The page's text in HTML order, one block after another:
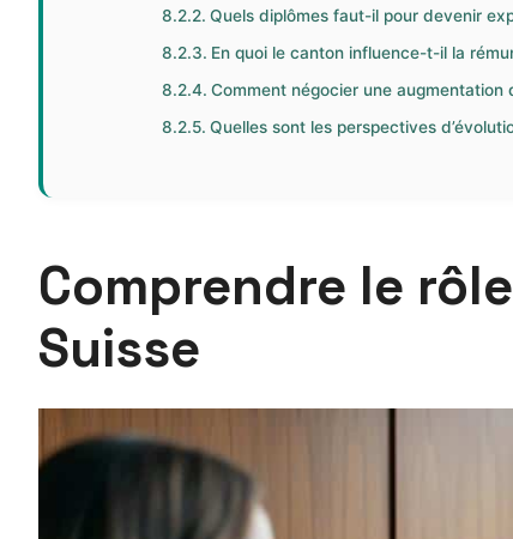
Quels diplômes faut-il pour devenir
En quoi le canton influence-t-il la
Comment négocier une augmentation
Quelles sont les perspectives
Comprendre le
Suisse